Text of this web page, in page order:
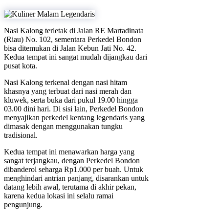
Nasi Kalong terletak di Jalan RE Martadinata
(Riau) No. 102, sementara Perkedel Bondon
bisa ditemukan di Jalan Kebun Jati No. 42.
Kedua tempat ini sangat mudah dijangkau dari
pusat kota.
Nasi Kalong terkenal dengan nasi hitam
khasnya yang terbuat dari nasi merah dan
kluwek, serta buka dari pukul 19.00 hingga
03.00 dini hari. Di sisi lain, Perkedel Bondon
menyajikan perkedel kentang legendaris yang
dimasak dengan menggunakan tungku
tradisional.
Kedua tempat ini menawarkan harga yang
sangat terjangkau, dengan Perkedel Bondon
dibanderol seharga Rp1.000 per buah. Untuk
menghindari antrian panjang, disarankan untuk
datang lebih awal, terutama di akhir pekan,
karena kedua lokasi ini selalu ramai
pengunjung.